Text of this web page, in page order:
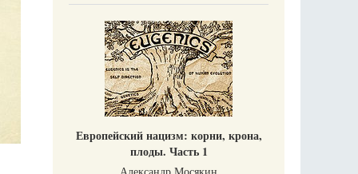
Европейский нацизм: корни, крона,
плоды. Часть 1